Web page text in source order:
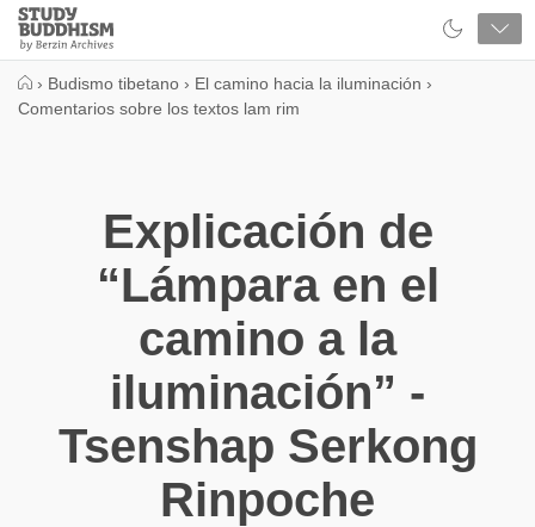
Close
Study
Buddhism
› Budismo tibetano › El camino hacia la iluminación ›
Comentarios sobre los textos lam rim
Explicación de
“Lámpara en el
camino a la
iluminación” -
Tsenshap Serkong
Rinpoche